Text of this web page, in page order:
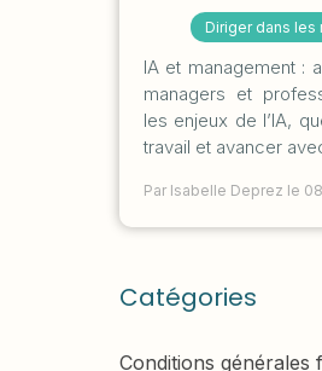
Diriger dans les
IA et management :
managers et
les enjeux de l’IA,
travail et avancer
Par Isabelle Deprez le
Catégories
Conditions générales